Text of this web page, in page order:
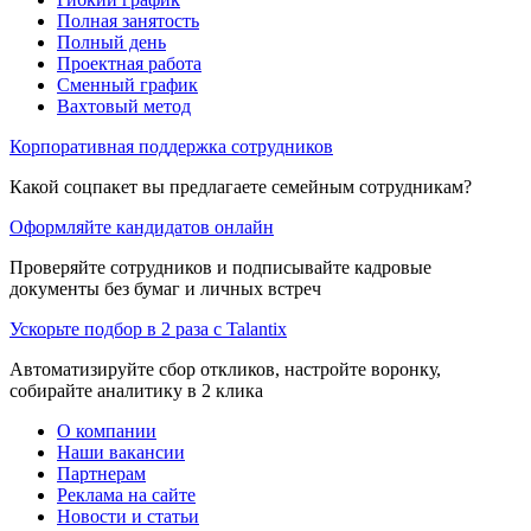
Полная занятость
Полный день
Проектная работа
Сменный график
Вахтовый метод
Корпоративная поддержка сотрудников
Какой соцпакет вы предлагаете семейным сотрудникам?
Оформляйте кандидатов онлайн
Проверяйте сотрудников и подписывайте кадровые
документы без бумаг и личных встреч
Ускорьте подбор в 2 раза с Talantix
Автоматизируйте сбор откликов, настройте воронку,
собирайте аналитику в 2 клика
О компании
Наши вакансии
Партнерам
Реклама на сайте
Новости и статьи